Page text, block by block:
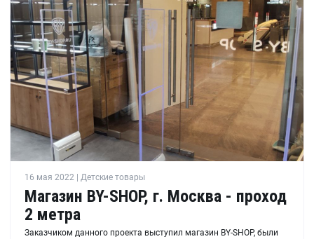
16 мая 2022 | Детские товары
Магазин BY-SHOP, г. Москва - проход
2 метра
Заказчиком данного проекта выступил магазин BY-SHOP, были